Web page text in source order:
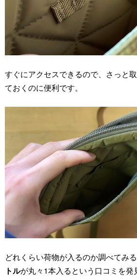
すぐにアクセスできるので、さっと
ておくのに便利です。
どれくらい荷物が入るのか調べてみる
トルが丸々1本入るという口コミを発